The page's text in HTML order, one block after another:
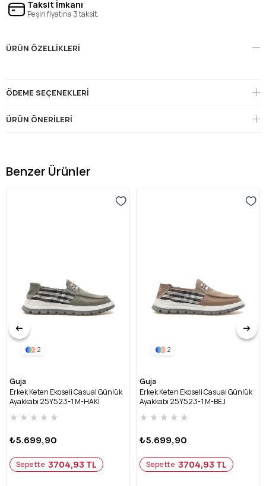
Taksit İmkanı
Peşin fiyatına 3 taksit.
ÜRÜN ÖZELLIKLERI
ÖDEME SEÇENEKLERI
ÜRÜN ÖNERILERI
Benzer Ürünler
2
Guja
Erkek Keten Ekoseli Casual Günlük
Ayakkabı 25Y523-1 M-HAKİ
★ ★ ★ ★ ★
₺5.699,90
Sepette 3704,93 TL
2
Guja
Erkek Keten Ekoseli Casual Günlük
Ayakkabı 25Y523-1 M-BEJ
★ ★ ★ ★ ★
₺5.699,90
Sepette 3704,93 TL